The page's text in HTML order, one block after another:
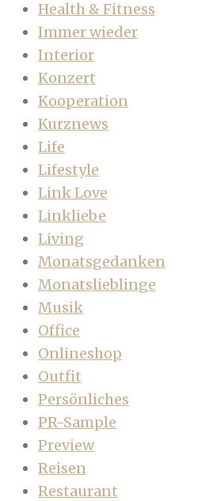
Health & Fitness
Immer wieder
Interior
Konzert
Kooperation
Kurznews
Life
Lifestyle
Link Love
Linkliebe
Living
Monatsgedanken
Monatslieblinge
Musik
Office
Onlineshop
Outfit
Persönliches
PR-Sample
Preview
Reisen
Restaurant